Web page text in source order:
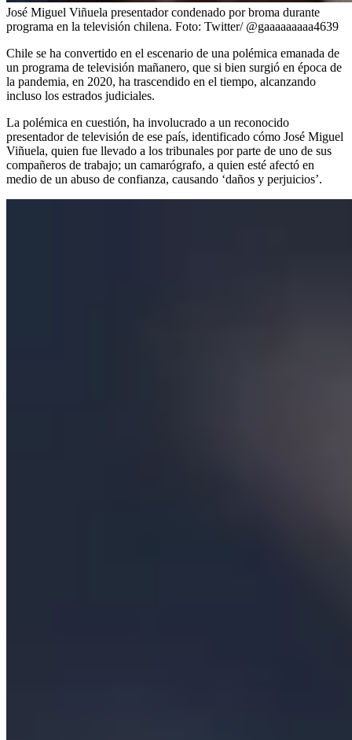
José Miguel Viñuela presentador condenado por broma durante
programa en la televisión chilena. Foto: Twitter/ @gaaaaaaaaa4639
Chile se ha convertido en el escenario de una polémica emanada de
un programa de televisión mañanero, que si bien surgió en época de
la pandemia, en 2020, ha trascendido en el tiempo, alcanzando
incluso los estrados judiciales.
La polémica en cuestión, ha involucrado a un reconocido
presentador de televisión de ese país, identificado cómo José Miguel
Viñuela, quien fue llevado a los tribunales por parte de uno de sus
compañeros de trabajo; un camarógrafo, a quien esté afectó en
medio de un abuso de confianza, causando ‘daños y perjuicios’.